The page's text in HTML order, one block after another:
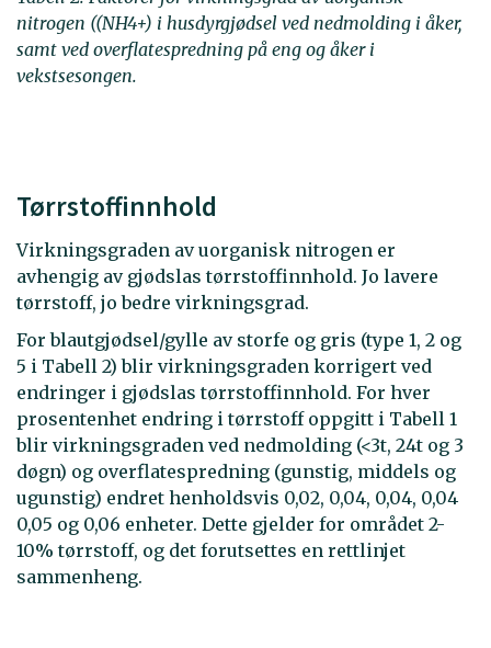
nitrogen ((NH4+) i husdyrgjødsel ved nedmolding i åker,
samt ved overflatespredning på eng og åker i
vekstsesongen.
Tørrstoffinnhold
Virkningsgraden av uorganisk nitrogen er
avhengig av gjødslas tørrstoffinnhold. Jo lavere
tørrstoff, jo bedre virkningsgrad.
For blautgjødsel/gylle av storfe og gris (type 1, 2 og
5 i Tabell 2) blir virkningsgraden korrigert ved
endringer i gjødslas tørrstoffinnhold. For hver
prosentenhet endring i tørrstoff oppgitt i Tabell 1
blir virkningsgraden ved nedmolding (<3t, 24t og 3
døgn) og overflatespredning (gunstig, middels og
ugunstig) endret henholdsvis 0,02, 0,04, 0,04, 0,04
0,05 og 0,06 enheter. Dette gjelder for området 2-
10% tørrstoff, og det forutsettes en rettlinjet
sammenheng.